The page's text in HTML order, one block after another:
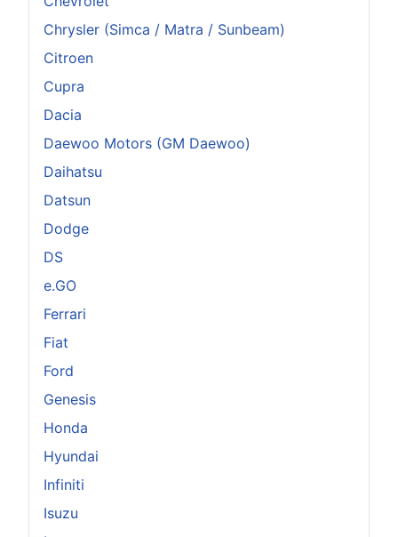
Chrysler (Simca / Matra / Sunbeam)
Citroen
Cupra
Dacia
Daewoo Motors (GM Daewoo)
Daihatsu
Datsun
Dodge
DS
e.GO
Ferrari
Fiat
Ford
Genesis
Honda
Hyundai
Infiniti
Isuzu